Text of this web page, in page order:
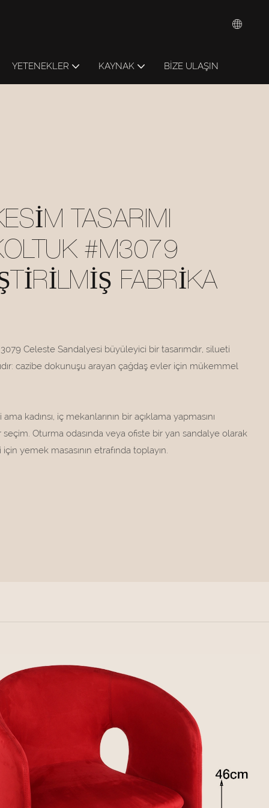
YETENEKLER KAYNAK BIZE ULAŞIN
TASARIMI
#M3079
FABRIKA
Celeste Sandalyesi büyüleyici bir tasarımdır, silueti
cazibe dokunuşu arayan çağdaş evler için mükemmel
kadınsı, iç mekanlarının bir açıklama yapmasını
Oturma odasında veya ofiste bir yan sandalye olarak
yemek masasının etrafında toplayın.